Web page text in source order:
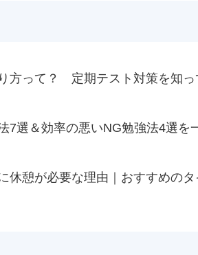
方って？ 定期テスト対策を知っ
7選＆効率の悪いNG勉強法4選を
休憩が必要な理由｜おすすめのタ